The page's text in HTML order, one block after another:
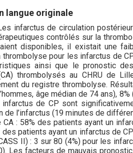
langue originale
infarctus de circulation
contrôlés sur la
disponibles, il existait une
thrombolyse pour les infarctus de
ainsi que le pronostic
thrombolysés au CHRU de
du registre thrombolyse.
âge médian de 74 ans),
infarctus de CP sont
de l’infarctus (19 minutes de
CA : 58% des patients ayant un
des patients ayant un infarctus de
II) : 3 sur 80 (4%) pour les
Les facteurs de mauvais